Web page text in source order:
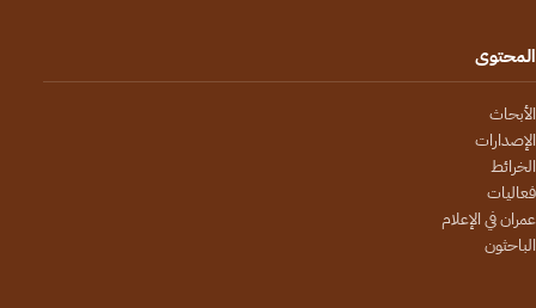
المحتوى
الأبحاث
الإصدارات
الخرائط
فعاليات
عمران في الإعلام
الباحثون